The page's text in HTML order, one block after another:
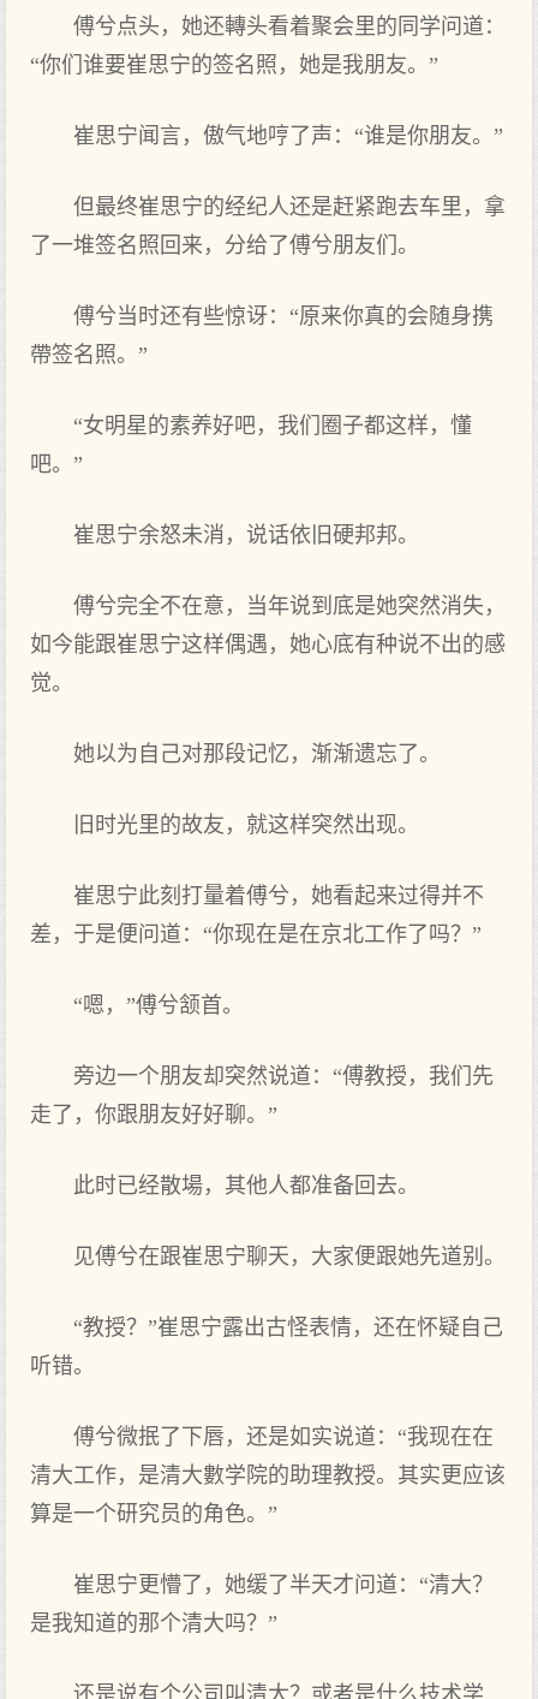
傅兮点头，她还轉头看着聚会里的同学问道：
“你们谁要崔思宁的签名照，她是我朋友。”
崔思宁闻言，傲气地哼了声：“谁是你朋友。”
但最终崔思宁的经纪人还是赶紧跑去车里，拿
了一堆签名照回来，分给了傅兮朋友们。
傅兮当时还有些惊讶：“原来你真的会随身携
帶签名照。”
“女明星的素养好吧，我们圈子都这样，懂
吧。”
崔思宁余怒未消，说话依旧硬邦邦。
傅兮完全不在意，当年说到底是她突然消失，
如今能跟崔思宁这样偶遇，她心底有种说不出的感
觉。
她以为自己对那段记忆，渐渐遗忘了。
旧时光里的故友，就这样突然出现。
崔思宁此刻打量着傅兮，她看起来过得并不
差，于是便问道：“你现在是在京北工作了吗？”
“嗯，”傅兮颔首。
旁边一个朋友却突然说道：“傅教授，我们先
走了，你跟朋友好好聊。”
此时已经散場，其他人都准备回去。
见傅兮在跟崔思宁聊天，大家便跟她先道别。
“教授？”崔思宁露出古怪表情，还在怀疑自己
听错。
傅兮微抿了下唇，还是如实说道：“我现在在
清大工作，是清大數学院的助理教授。其实更应该
算是一个研究员的角色。”
崔思宁更懵了，她缓了半天才问道：“清大？
是我知道的那个清大吗？”
还是说有个公司叫清大？或者是什么技术学